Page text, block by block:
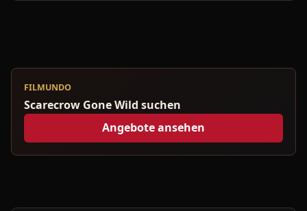
FILMUNDO
Scarecrow Gone Wild suchen
Angebote ansehen